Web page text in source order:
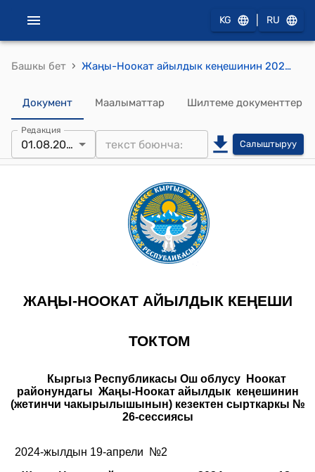
KG RU
Башкы бет › Жаңы-Ноокат айылдык кеңешинин 2024-жылдын 19-апрелиндеги №2 "Жаңы-Ноокат айыл өкмөтүнүн 2024-жылдын 18-апрелиндеги №26 сандуу каты жөнүндө" токтому.
Документ Маалыматтар Шилтеме документтер
Редакция
01.08.2024 Салыштыруу